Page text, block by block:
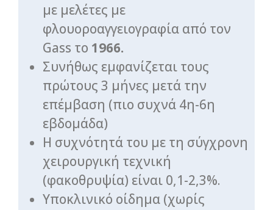
με μελέτες με
φλουοροαγγειογραφία από τον
Gass το 1966.
Συνήθως εμφανίζεται τους
πρώτους 3 μήνες μετά την
επέμβαση (πιο συχνά 4η-6η
εβδομάδα)
Η συχνότητά του με τη σύγχρονη
χειρουργική τεχνική
(φακοθρυψία) είναι 0,1-2,3%.
Υποκλινικό οίδημα (χωρίς